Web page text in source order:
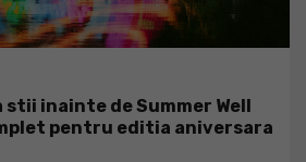
inainte de Summer Well
pentru editia aniversara